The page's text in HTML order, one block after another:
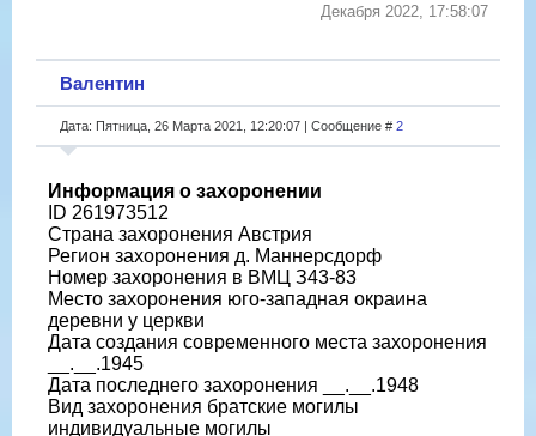
Декабря 2022, 17:58:07
Валентин
Дата: Пятница, 26 Марта 2021, 12:20:07 | Сообщение # 2
Информация о захоронении
ID 261973512
Страна захоронения Австрия
Регион захоронения д. Маннерсдорф
Номер захоронения в ВМЦ З43-83
Место захоронения юго-западная окраина
деревни у церкви
Дата создания современного места захоронения
__.__.1945
Дата последнего захоронения __.__.1948
Вид захоронения братские могилы
индивидуальные могилы